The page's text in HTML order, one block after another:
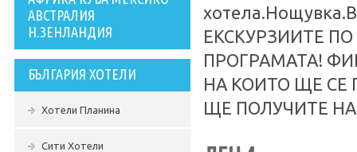
АВСТРАЛИЯ
Н.ЗЕНЛАНДИЯ
БЪЛГАРИЯ ХОТЕЛИ
Хотели Планина
Сити Хотели
ЕКСКУРЗИИТЕ
ПРОГРАМАТА!
НА КОИТО ЩЕ СЕ
ЩЕ ПОЛУЧИТЕ